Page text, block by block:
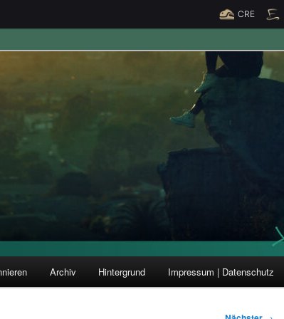
CRE
Archiv Hintergrund Impressum | Datenschutz